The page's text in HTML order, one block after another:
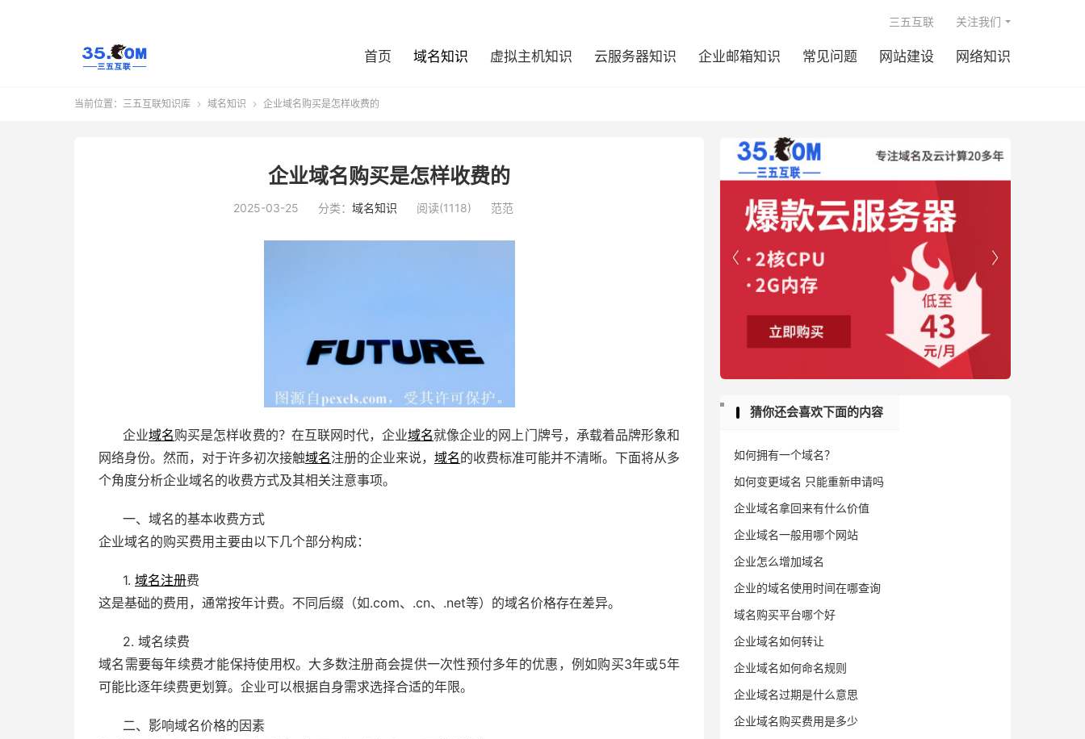
首页 域名知识 虚拟主机知识 云服务器知识 企业邮箱知识 常见问题 网站建设 网络知识
三五互联 关注我们
当前位置： 三五互联知识库  域名知识  企业域名购买是怎样收费的
企业域名购买是怎样收费的
2025-03-25 分类： 域名知识 阅读(1118) 范范
企业域名购买是怎样收费的？在互联网时代，企业域名就像企业的网上门牌号，承载着品牌形象和
网络身份。然而，对于许多初次接触域名注册的企业来说， 域名的收费标准可能并不清晰。下面将从多
个角度分析企业域名的收费方式及其相关注意事项。
一、域名的基本收费方式
企业域名的购买费用主要由以下几个部分构成：
1. 域名注册费
这是基础的费用，通常按年计费。不同后缀（如.com、.cn、.net等）的域名价格存在差异。
2. 域名续费
域名需要每年续费才能保持使用权。大多数注册商会提供一次性预付多年的优惠，例如购买3年或5年
可能比逐年续费更划算。企业可以根据自身需求选择合适的年限。
二、影响域名价格的因素


猜你还会喜欢下面的内容
如何拥有一个域名？
如何变更域名 只能重新申请吗
企业域名拿回来有什么价值
企业域名一般用哪个网站
企业怎么增加域名
企业的域名使用时间在哪查询
域名购买平台哪个好
企业域名如何转让
企业域名如何命名规则
企业域名过期是什么意思
企业域名购买费用是多少